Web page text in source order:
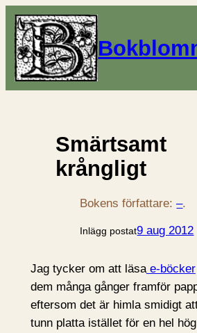
Smärtsamt
krångligt
Bokens författare:–.
Inlägg postat9 aug 2012
Jag tycker om att läsae-böcker
dem många gånger framför
eftersom det är himla smidigt
tunn platta istället för en hel